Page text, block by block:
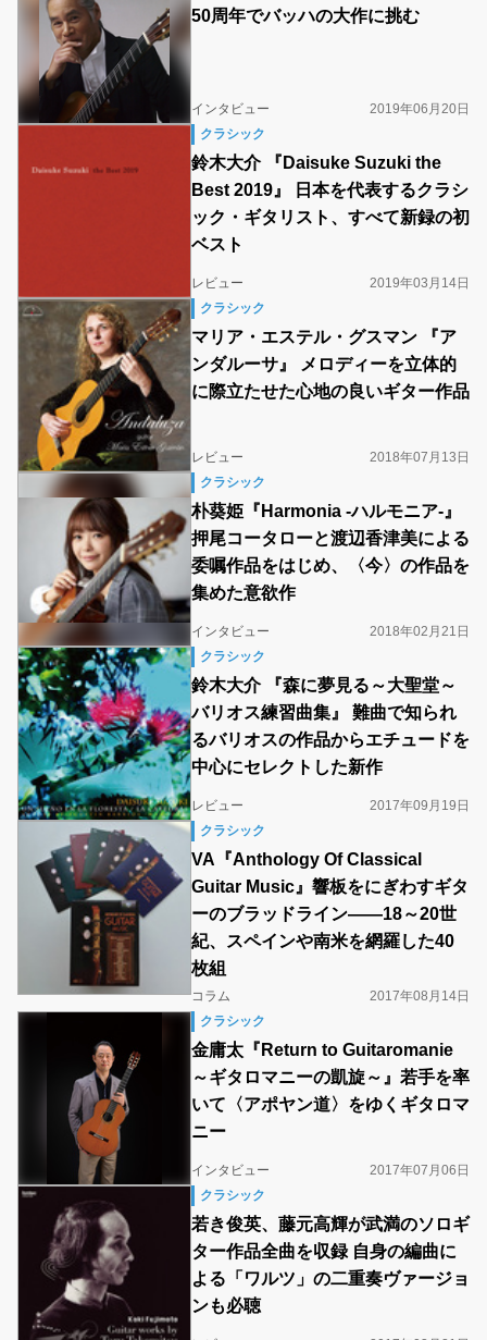
50周年でバッハの大作に挑む
インタビュー
2019年06月20日
クラシック
鈴木大介 『Daisuke Suzuki the
Best 2019』 日本を代表するクラシ
ック・ギタリスト、すべて新録の初
ベスト
レビュー
2019年03月14日
クラシック
マリア・エステル・グスマン 『ア
ンダルーサ』 メロディーを立体的
に際立たせた心地の良いギター作品
レビュー
2018年07月13日
クラシック
朴葵姫『Harmonia -ハルモニア-』
押尾コータローと渡辺香津美による
委嘱作品をはじめ、〈今〉の作品を
集めた意欲作
インタビュー
2018年02月21日
クラシック
鈴木大介 『森に夢見る～大聖堂～
バリオス練習曲集』 難曲で知られ
るバリオスの作品からエチュードを
中心にセレクトした新作
レビュー
2017年09月19日
クラシック
VA『Anthology Of Classical
Guitar Music』響板をにぎわすギタ
ーのブラッドライン――18～20世
紀、スペインや南米を網羅した40
枚組
コラム
2017年08月14日
クラシック
金庸太『Return to Guitaromanie
～ギタロマニーの凱旋～』若手を率
いて〈アポヤン道〉をゆくギタロマ
ニー
インタビュー
2017年07月06日
クラシック
若き俊英、藤元高輝が武満のソロギ
ター作品全曲を収録 自身の編曲に
よる「ワルツ」の二重奏ヴァージョ
ンも必聴